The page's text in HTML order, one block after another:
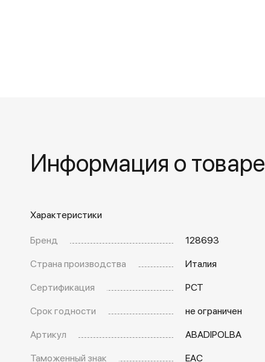
Информация о товаре
Характеристики
Бренд
128693
Страна производства
Италия
Сертификация
РСТ
Срок годности
не ограничен
Артикул
ABADIPOLBA
Таможенный знак
EAC